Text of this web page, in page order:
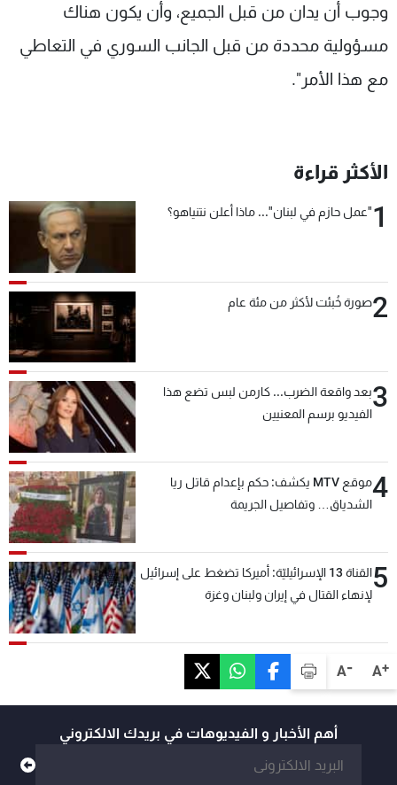
A+
A-
وجوب أن يدان من قبل الجميع، وأن يكون هناك
مسؤولية محددة من قبل الجانب السوري في التعاطي
مع هذا الأمر".
الأكثر قراءة
1"عمل حازم في لبنان"... ماذا أعلن نتنياهو؟
2صورة خُبئت لأكثر من مئة عام
3بعد واقعة الضرب... كارمن لبس تضع هذا
الفيديو برسم المعنيين
4
موقع MTV يكشف: حكم بإعدام قاتل ريا
الشدياق… وتفاصيل الجريمة
5
القناة 13 الإسرائيليّة: أميركا تضغط على إسرائيل
لإنهاء القتال في إيران ولبنان وغزة
أهم الأخبار و الفيديوهات في بريدك الالكتروني